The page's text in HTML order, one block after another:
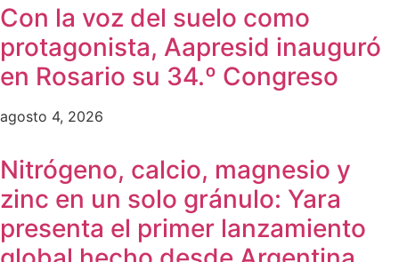
Con la voz del suelo como
protagonista, Aapresid inauguró
en Rosario su 34.º Congreso
agosto 4, 2026
Nitrógeno, calcio, magnesio y
zinc en un solo gránulo: Yara
presenta el primer lanzamiento